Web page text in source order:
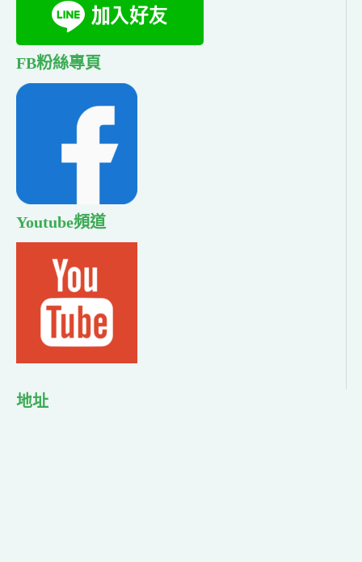
FB粉絲專頁
Youtube頻道
地址